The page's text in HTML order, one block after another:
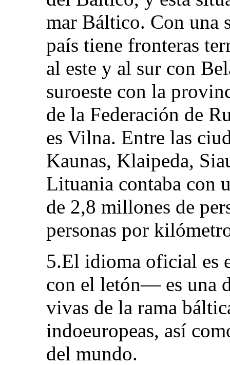
mar Báltico. Con una
país tiene fronteras
al este y al sur con
suroeste con la
de la Federación de
es Vilna. Entre las
Kaunas, Klaipeda,
Lituania contaba con
de 2,8 millones de
personas por
5.El idioma oficial
con el letón— es una
vivas de la rama
indoeuropeas, así
del mundo.